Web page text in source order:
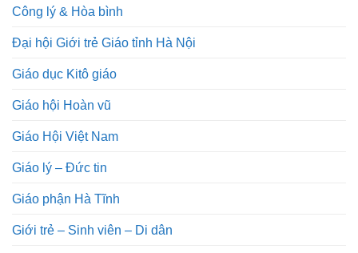
Công lý & Hòa bình
Đại hội Giới trẻ Giáo tỉnh Hà Nội
Giáo dục Kitô giáo
Giáo hội Hoàn vũ
Giáo Hội Việt Nam
Giáo lý – Đức tin
Giáo phận Hà Tĩnh
Giới trẻ – Sinh viên – Di dân